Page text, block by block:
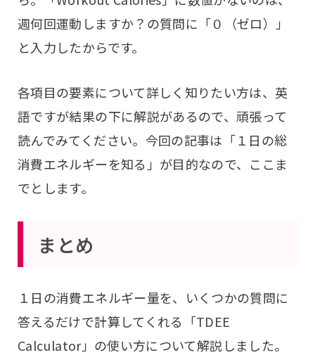
週何回運動しますか？の質問に「０（ゼロ）」
と入力したからです。
各項目の要素について詳しく知りたい方は、英
語ですが結果の下に解説があるので、頑張って
読んでみてください。今回の記事は「１日の総
消費エネルギーを知る」が目的なので、ここま
でとします。
まとめ
１日の消費エネルギー量を、いくつかの質問に
答えるだけで計算してくれる「TDEE
Calculator」の使い方について解説しました。